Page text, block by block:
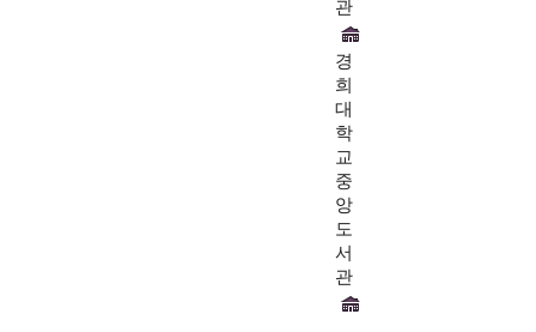
관
경
희
대
학
교
중
앙
도
서
관